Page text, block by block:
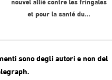
nouvel allié contre les fringales
et pour la santé du…
sono degli autori e non del